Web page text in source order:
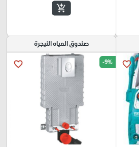
add_shopping_cart
favorite_border
صندوق المياه النيجرة
favorite_border -9%